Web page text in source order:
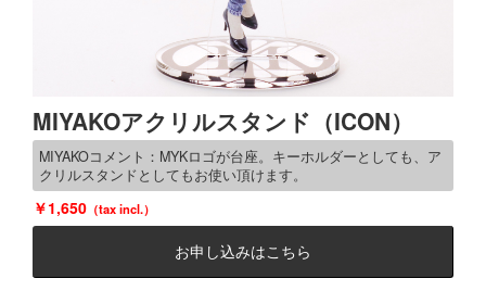
MIYAKOアクリルスタンド（ICON）
MIYAKOコメント：MYKロゴが台座。キーホルダーとしても、ア
クリルスタンドとしてもお使い頂けます。
1,650
お申し込みはこちら